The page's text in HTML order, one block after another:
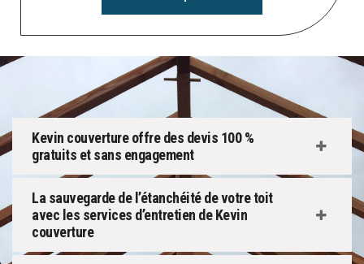
Kevin couverture offre des devis 100 %
gratuits et sans engagement
La sauvegarde de l’étanchéité de votre toit
avec les services d’entretien de Kevin
couverture